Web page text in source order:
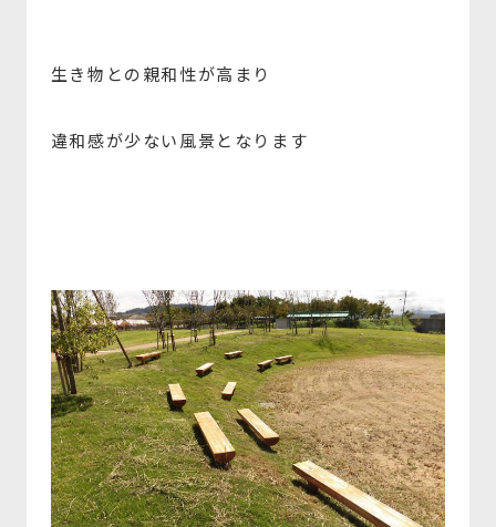
生き物との親和性が高まり
違和感が少ない風景となります